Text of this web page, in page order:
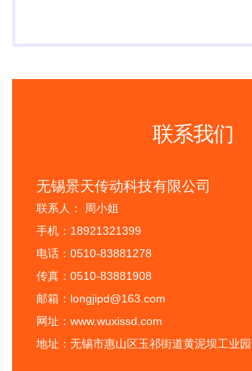
联系我们
无锡景天传动科技有限公司
联系人： 周小姐
手机：18921321399
电话：0510-83881278
传真：0510-83881908
邮箱：longjipd@163.com
网址：www.wuxissd.com
地址：无锡市惠山区玉祁街道黄泥坝工业园